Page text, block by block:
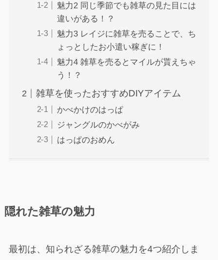
魅力2 同じ季節でも雑草の見た目には
違いがある！？
魅力3 レイジに雑草を売ることで、ち
ょっとしたお小遣い稼ぎに！
魅力4 雑草を売るとマイルが貰えちゃ
う！？
雑草を使ったおすすめDIYアイテム
かべかけのはっぱ
ジャングルのかべがみ
はっぱのおめん
隠れた雑草の魅力
最初は、知られざる雑草の魅力を4つ紹介しま